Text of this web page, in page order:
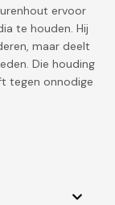
ervoor
te houden. Hij
maar deelt
Die houding
tegen onnodige